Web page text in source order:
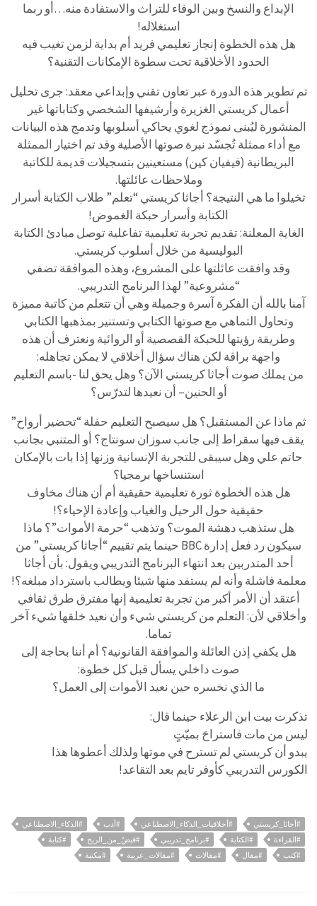
الإبداع والنسخ وبين الوفاء للتراث والاستفادة منه…أو ربما
استغلاله!
هل هذه الخطوة إنجاز تعليمي فريد أم بداية لزمن تغيب فيه
الحدود الأخلاقية تحت سطوة الإمكانات التقنية؟
تم تطوير هذه الدورة عبر تعاون تقني وإبداعي معقد: جرى تحليل
أعمال كريستي الغزيرة وأرشيفها الشخصي وكتاباتها غير
المنشورة ليُبنى نموذج لغوي يحاكي أسلوبها وتدمج هذه البيانات
مع أداء ممثلة تُجسّد نبرة صوتها الأصلية وقد تم اختيار الممثلة
البريطانية (فيفيان كين) مستعينين بتسجيلات قديمة للكاتبة
وملاحظات عائلتها.
تخيلوا ما هي النتيجة؟ أجاثا كريستي “تعلم” طلاب الكتابة أسرار
الكتابة وأسرار حبكة الغموض!
الغاية المعلنة: تقديم تجربة تعليمية تفاعلية توصل مبادئ الكتابة
البوليسية من خلال أسلوب كريستي.
وقد وافقت عائلتها على المشروع، وهذه الموافقة تضفي
“مشروعية” لهذا البرنامج التدريبي.
آمنا بالله أن الفكرة آسرة وجميلة وهي أن تتعلم من كاتبة مميزة
وتحاول التماهي مع صوتها الكتابي وتستنير بمذهبها الكتابي
وطريقة رؤيتها للحبكة القصصية أو الروائية ونعترف أن هذه
واجهة براقة لكن هناك سؤال أخلاقي لا يمكن تجاهله:
من يملك صوت أجاثا كريستي الآن؟ وهل يحق لنا -باسم التعليم
أو الحنين– أن نعيدها لتدرّس؟
ثم ماذا عن المستقبل؟ هل سيصبح التعليم حفلة “تحضير أرواح”
يقف فيها سقراط إلى جانب سوزان سونتاج؟ أو المتنبي بجانب
حاتم علي وهل سيبقى للتجربة الإنسانية وزنها إذا بات بالإمكان
استنساخها برمجيا؟
هل هذه الخطوة ثورة تعليمية حقيقية أم أن هناك مخاوف
حقيقية حول الرحيل والغياب وإعادة الإحياء؟!
هل ستذهب دهشة الموت؟ وتذهب “حرمة الأموات”؟ ماذا
سيكون رد فعل إدارة BBC حينما يتم تقييم “أجاثا كريستي” من
أحد المتدربين بعد انتهاء البرنامج التدريبي ويقول: بأن أجاثا
معلمة فاشلة وأنه لم يستفد منها شيئا ويطالب باسترداد مبلغه؟!
أعتقد أن الأمر أكبر من تجربة تعليمية إنها مفترق طرق ثقافي
وأخلاقي لأن: التعلم من كريستي شيء وأن نعيد خلقها شيء آخر
تماما.
هل يكفي إذن العائلة والموافقة القانونية؟ أم أننا بحاجة إلى
صوت داخلي يسأل قبل كل خطوة:
ما الذي نخسره حين نعيد الأموات إلى العمل؟
تذكرت بيت ابن الرعلاء حينما قال:
ليس من مات فاستراحَ بميّتٍ
يبدو أن كريستي لم تسترح في موتها ولذلك أعطوها هذا
الكورس التدريبي كأوفر تايم بعد التقاعد!
#أجاثا_كريستي #أخلاقيات_الذكاء_الاصطناعي #أدب
#الذكاء_الاصطناعي
#القراءة
#الكتابة #برنامج_تدريبي #قبضٌ_من_الريح
#كتابة
#كتب
#مقال #مقالات #مقالات_عربية #مكتبة